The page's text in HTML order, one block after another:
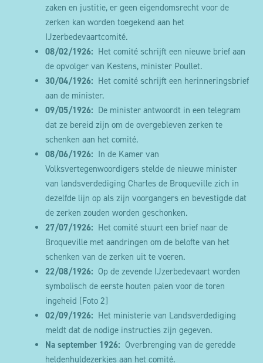
zaken en justitie, er geen eigendomsrecht voor de
zerken kan worden toegekend aan het
IJzerbedevaartcomité.
08/02/1926: Het comité schrijft een nieuwe brief aan
de opvolger van Kestens, minister Poullet.
30/04/1926: Het comité schrijft een herinneringsbrief
aan de minister.
09/05/1926: De minister antwoordt in een telegram
dat ze bereid zijn om de overgebleven zerken te
schenken aan het comité.
08/06/1926: In de Kamer van
Volksvertegenwoordigers stelde de nieuwe minister
van landsverdediging Charles de Broqueville zich in
dezelfde lijn op als zijn voorgangers en bevestigde dat
de zerken zouden worden geschonken.
27/07/1926: Het comité stuurt een brief naar de
Broqueville met aandringen om de belofte van het
schenken van de zerken uit te voeren.
22/08/1926:Op de zevende IJzerbedevaart worden
symbolisch de eerste houten palen voor de toren
ingeheid [Foto 2]
02/09/1926: Het ministerie van Landsverdediging
meldt dat de nodige instructies zijn gegeven.
Na september 1926:Overbrenging van de geredde
heldenhuldezerkjes aan het comité.